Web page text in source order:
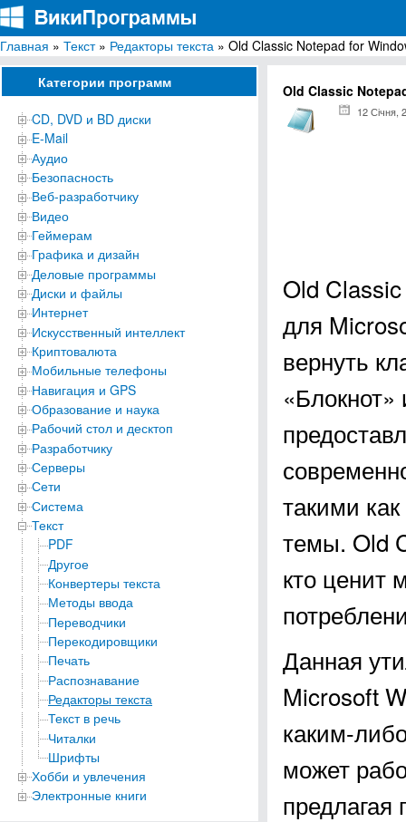
ВикиПрограммы
Энциклопедия бесплатных компьютерных программ для Windows
Главная » Текст» Редакторы текста » Old Classic Notepad for
Категории программ
CD, DVD и BD диски
E-Mail
Аудио
Безопасность
Веб-разработчику
Видео
Геймерам
Графика и дизайн
Деловые программы
Диски и файлы
Интернет
Искусственный интеллект
Криптовалюта
Мобильные телефоны
Навигация и GPS
Образование и наука
Рабочий стол и десктоп
Разработчику
Серверы
Сети
Система
Текст
PDF
Другое
Конвертеры текста
Методы ввода
Переводчики
Перекодировщики
Печать
Распознавание
Редакторы текста
Текст в речь
Читалки
Шрифты
Хобби и увлечения
Электронные книги
Old Classic
12 Січня,
Old
для
вернуть
такими
темы. Old
кто ценит
Данная
Microsoft
каким-
может